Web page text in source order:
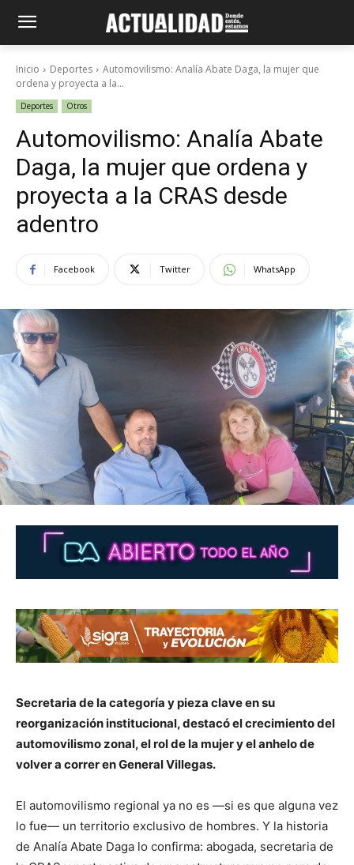
Inicio Deportes
Automovilismo: Analía Abate Daga, la mujer que
ordena y proyecta a la...
Deportes Otros
Automovilismo: Analía Abate
Daga, la mujer que ordena y
proyecta a la CRAS desde
adentro
Facebook Twitter WhatsApp
Secretaria de la categoría y pieza clave en su
reorganización institucional, destacó el crecimiento del
automovilismo zonal, el rol de la mujer y el anhelo de
volver a correr en General Villegas.
El automovilismo regional ya no es —si es que alguna vez
lo fue— un territorio exclusivo de hombres. Y la historia
de Analía Abate Daga lo confirma: abogada, secretaria de